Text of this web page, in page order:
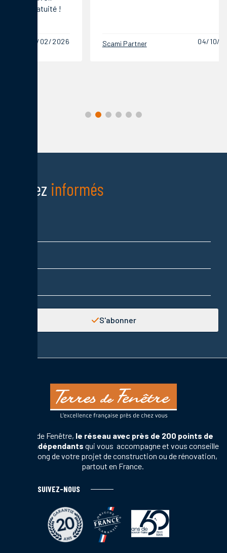
Scami Partner 04/10/2024 Scami
Restez informés
S'abonner
Terres de Fenêtre, le réseau avec près de 200 points de
vente indépendants qui vous accompagne et vous conseille
tout au long de votre projet de construction ou de rénovation,
partout en France.
SUIVEZ-NOUS